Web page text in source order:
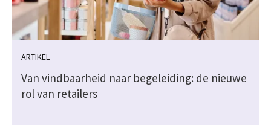
ARTIKEL
Van vindbaarheid naar begeleiding: de nieuwe
rol van retailers